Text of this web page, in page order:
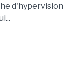
d'hypervision